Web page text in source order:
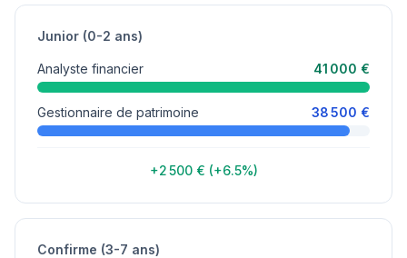
Junior (0-2 ans)
Analyste financier 41 000 €
Gestionnaire de patrimoine 38 500 €
+2 500 € (+6.5%)
Confirme (3-7 ans)